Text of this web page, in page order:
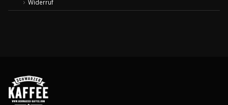
Widerruf